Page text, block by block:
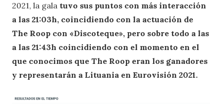
2021, la gala tuvo sus puntos con más interacción
a las 21:03h, coincidiendo con la actuación de
The Roop con «Discoteque», pero sobre todo a las
a las 21:43h coincidiendo con el momento en el
que conocimos que The Roop eran los ganadores
y representarán a Lituania en Eurovisión 2021.